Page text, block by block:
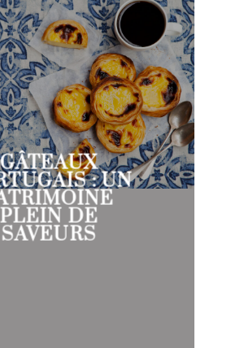
GÂTEAUX
: UN
PLEIN DE
SAVEURS